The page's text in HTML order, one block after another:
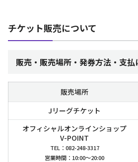
チケット販売について
販売・販売場所・発券方法・支払
販売場所
Jリーグチケット
オフィシャルオンラインショップ
V-POINT
TEL：082-248-3317
営業時間：10:00～20:00